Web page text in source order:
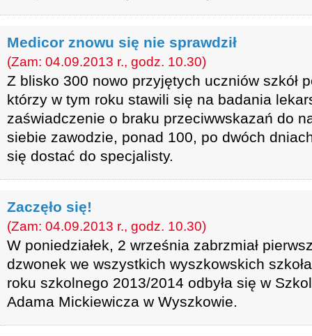
Medicor znowu się nie sprawdził
(Zam: 04.09.2013 r., godz. 10.30)
Z blisko 300 nowo przyjętych uczniów szkół
którzy w tym roku stawili się na badania
zaświadczenie o braku przeciwwskazań do
siebie zawodzie, ponad 100, po dwóch
się dostać do specjalisty.
Zaczęło się!
(Zam: 04.09.2013 r., godz. 10.30)
W poniedziałek, 2 września zabrzmiał
dzwonek we wszystkich wyszkowskich
roku szkolnego 2013/2014 odbyła się w
Adama Mickiewicza w Wyszkowie.